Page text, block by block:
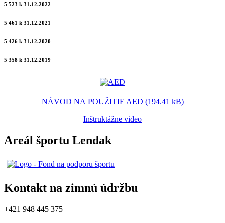
5 523 k 31.12.2022
5 461 k 31.12.2021
5 426 k 31.12.2020
5 358 k 31.12.2019
NÁVOD NA POUŽITIE AED (194.41 kB)
Inštruktážne video
Areál športu Lendak
Kontakt na zimnú údržbu
+421 948 445 375